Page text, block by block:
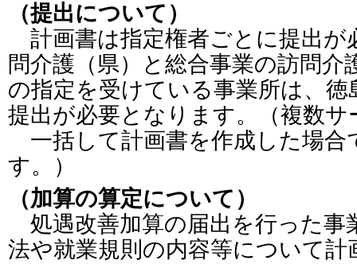
（提出について）
計画書は指定権者ごとに提出が
問介護（県）と総合事業の訪問介
の指定を受けている事業所は、
提出が必要となります。（複数サ
一括して計画書を作成した場合
す。）
（加算の算定について）
処遇改善加算の届出を行った事
法や就業規則の内容等について計